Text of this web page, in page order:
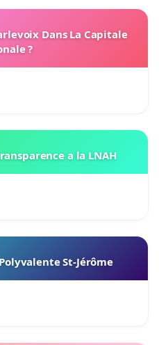
Dans La Capitale
?
a la LNAH
St-Jérôme